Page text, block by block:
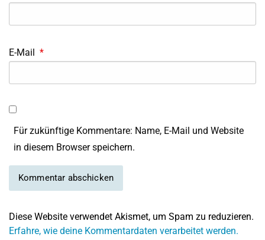
E-Mail *
Für zukünftige Kommentare: Name, E-Mail und Website
in diesem Browser speichern.
Diese Website verwendet Akismet, um Spam zu reduzieren.
Erfahre, wie deine Kommentardaten verarbeitet werden.